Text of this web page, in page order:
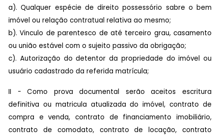
a). Qualquer espécie de direito possessório sabre o bem
imóvel ou relação contratual relativa ao mesmo;
b). Vinculo de parentesco de até terceiro grau, casamento
ou união estável com o sujeito passivo da obrigação;
c). Autorização do detentor da propriedade do imóvel ou
usuário cadastrado da referida matrícula;
II - Como prova documental serão aceitos escritura
definitiva ou matricula atualizada do imóvel, contrato de
compra e venda, contrato de financiamento imobiliário,
contrato de comodato, contrato de locação, contrato